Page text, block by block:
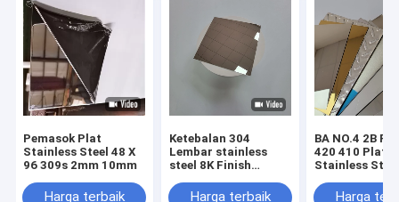
Pemasok Plat
Stainless Steel 48 X
96 309s 2mm 10mm
Harga terbaik
Ketebalan 304
Lembar stainless
steel 8K Finish
Formability yang
Harga terbaik
BA NO.4 2B
420 410 Plat
Stainless
Harga